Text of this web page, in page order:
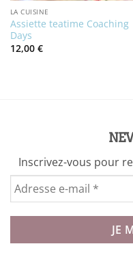
LA CUISINE
Assiette teatime Coaching
Days
12,00 €
Inscrivez-vous pour